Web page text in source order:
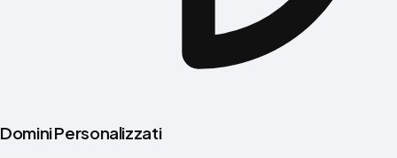
Domini Personalizzati